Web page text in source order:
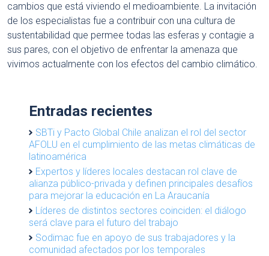
cambios que está viviendo el medioambiente. La invitación
de los especialistas fue a contribuir con una cultura de
sustentabilidad que permee todas las esferas y contagie a
sus pares, con el objetivo de enfrentar la amenaza que
vivimos actualmente con los efectos del cambio climático.
Entradas recientes
SBTi y Pacto Global Chile analizan el rol del sector
AFOLU en el cumplimiento de las metas climáticas de
latinoamérica
Expertos y líderes locales destacan rol clave de
alianza público-privada y definen principales desafíos
para mejorar la educación en La Araucanía
Líderes de distintos sectores coinciden: el diálogo
será clave para el futuro del trabajo
Sodimac fue en apoyo de sus trabajadores y la
comunidad afectados por los temporales